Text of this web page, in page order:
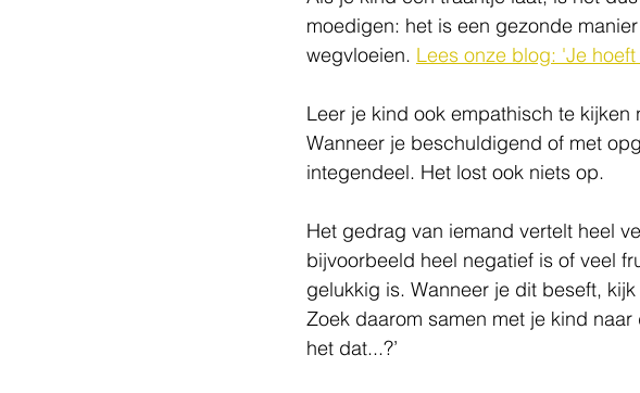
moedigen: het is een gezonde
wegvloeien. Lees onze blog: 'Je
Leer je kind ook empathisch te kijken
Wanneer je beschuldigend of met
integendeel. Het lost ook niets op.
Het gedrag van iemand vertelt heel
bijvoorbeeld heel negatief is of veel
gelukkig is. Wanneer je dit beseft,
Zoek daarom samen met je kind
het dat...?’